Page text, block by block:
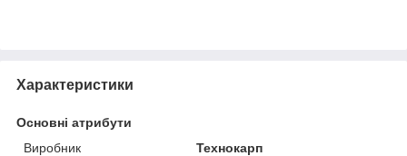
Характеристики
Основні атрибути
Виробник
Технокарп